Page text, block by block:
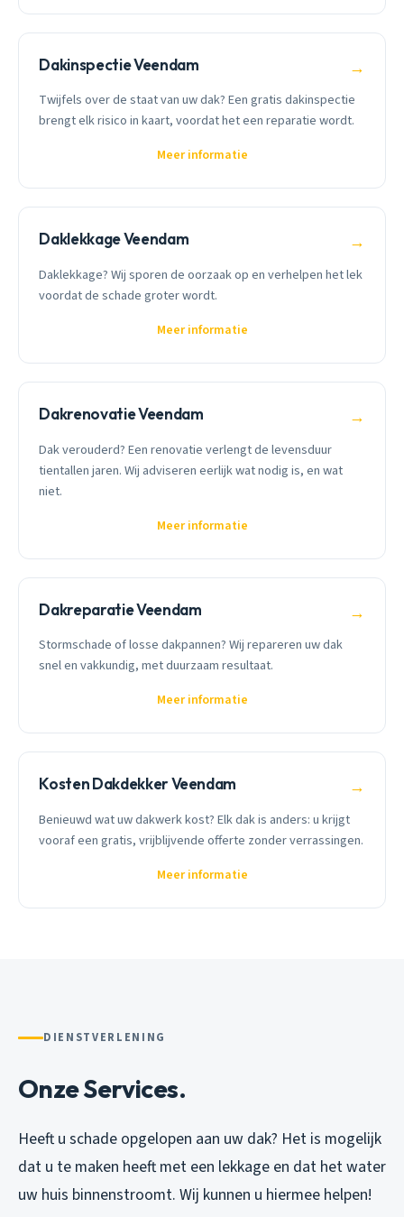
Dakinspectie Veendam →
Twijfels over de staat van uw dak? Een gratis dakinspectie
brengt elk risico in kaart, voordat het een reparatie wordt.
Meer informatie
Daklekkage Veendam →
Daklekkage? Wij sporen de oorzaak op en verhelpen het lek
voordat de schade groter wordt.
Meer informatie
Dakrenovatie Veendam →
Dak verouderd? Een renovatie verlengt de levensduur
tientallen jaren. Wij adviseren eerlijk wat nodig is, en wat
niet.
Meer informatie
Dakreparatie Veendam →
Stormschade of losse dakpannen? Wij repareren uw dak
snel en vakkundig, met duurzaam resultaat.
Meer informatie
Kosten Dakdekker Veendam →
Benieuwd wat uw dakwerk kost? Elk dak is anders: u krijgt
vooraf een gratis, vrijblijvende offerte zonder verrassingen.
Meer informatie
DIENSTVERLENING
Onze Services.
Heeft u schade opgelopen aan uw dak? Het is mogelijk
dat u te maken heeft met een lekkage en dat het water
uw huis binnenstroomt. Wij kunnen u hiermee helpen!